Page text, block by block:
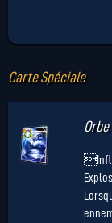
Carte Spéciale